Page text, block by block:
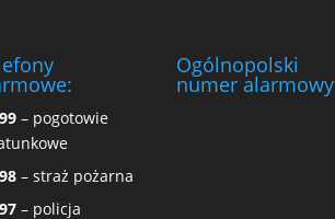
– pogotowie
– straż pożarna
– policja
Ogólnopolski
numer alarmowy